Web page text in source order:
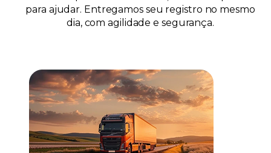
para ajudar. Entregamos seu registro no mesmo
dia, com agilidade e segurança.